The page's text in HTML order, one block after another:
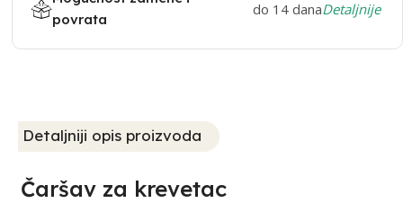
povrata
do 14 danaDetaljnije
Detaljniji opis proizvoda
Čaršav za krevetac